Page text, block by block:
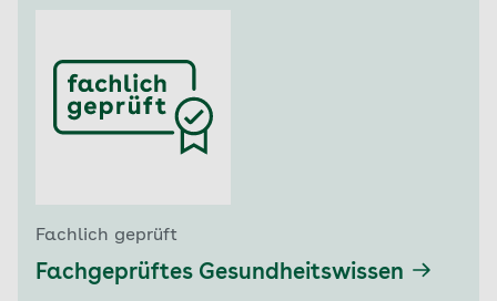
Fachlich geprüft
Fachgeprüftes Gesundheitswissen